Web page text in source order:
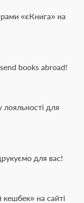
«єКнига» на
books abroad!
для
для вас!
на сайті